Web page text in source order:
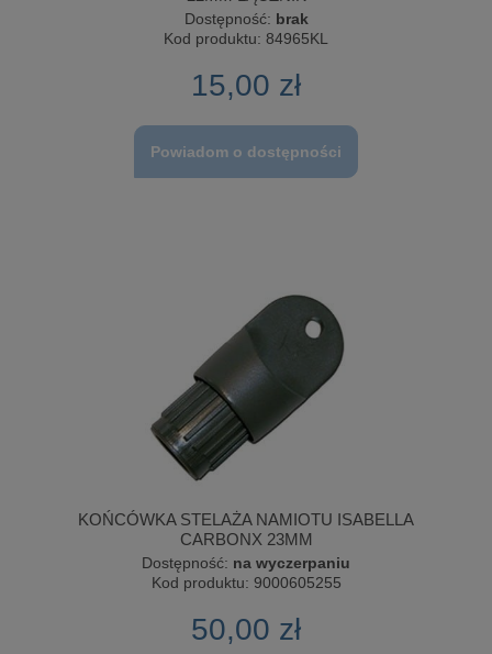
Dostępność: brak
Kod produktu: 84965KL
15,00 zł
Powiadom o dostępności
KOŃCÓWKA STELAŻA NAMIOTU ISABELLA
CARBONX 23MM
Dostępność: na wyczerpaniu
Kod produktu: 9000605255
50,00 zł